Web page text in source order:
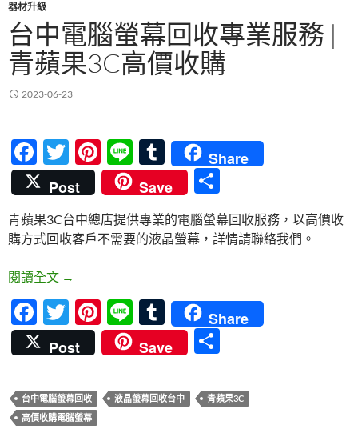
器材升級
台中電腦螢幕回收專業服務 |
青蘋果3C高價收購
2023-06-23
F
ac
e
b
o
o
k
T
w
itt
er
Pi
nt
er
es
t
Li
n
e
T
u
m
bl
r
Share
Post
Save
享
青蘋果3C台中總店提供專業的電腦螢幕回收服務，以高價收
購方式回收客戶不需要的液晶螢幕，詳情請聯絡我們。
閱讀全文 台中電腦螢幕回收專業服務 | 青蘋果3C高價收購
→
F
ac
e
b
o
T
w
itt
er
Pi
nt
er
es
t
Li
n
e
T
u
m
bl
r
Share
Post
Save
台中電腦螢幕回收 液晶螢幕回收台中
青蘋果3C
高價收購電腦螢幕